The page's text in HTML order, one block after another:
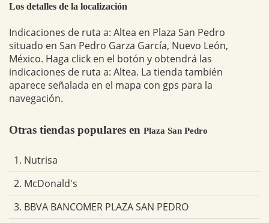
Los detalles de la localización
Indicaciones de ruta a: Altea en Plaza San Pedro
situado en San Pedro Garza García, Nuevo León,
México. Haga click en el botón y obtendrá las
indicaciones de ruta a: Altea. La tienda también
aparece señalada en el mapa con gps para la
navegación.
Otras tiendas populares en Plaza San Pedro
1. Nutrisa
2. McDonald's
3. BBVA BANCOMER PLAZA SAN PEDRO